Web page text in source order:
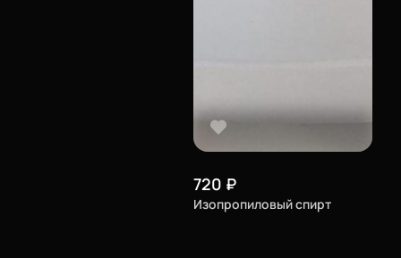
720 ₽
Изопропиловый спирт
позвонить
проложить